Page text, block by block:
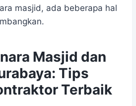
masjid, ada beberapa hal
Masjid dan
Tips
Terbaik